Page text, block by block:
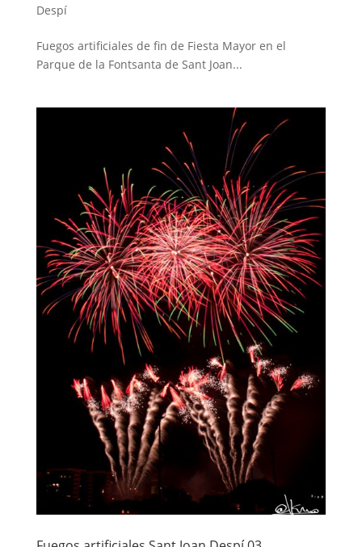
Despí
Fuegos artificiales de fin de Fiesta Mayor en el
Parque de la Fontsanta de Sant Joan...